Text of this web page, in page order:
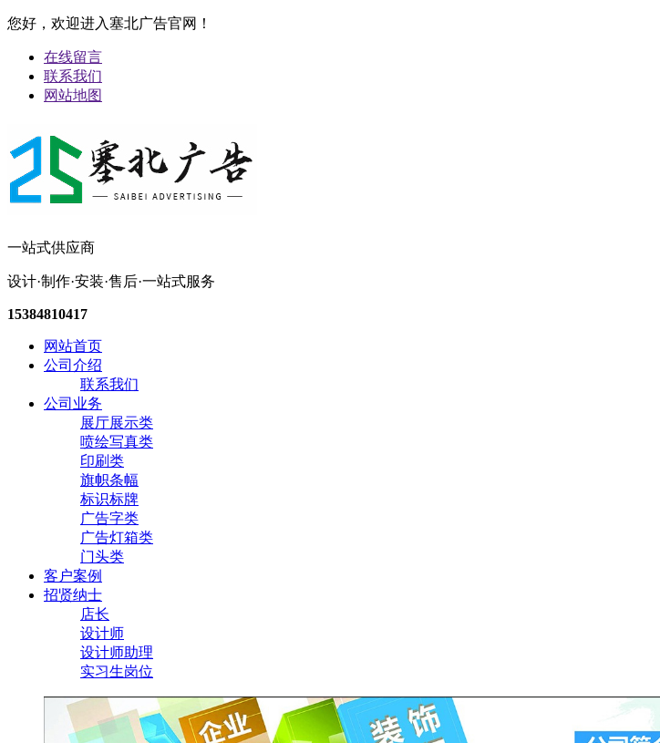
您好，欢迎进入塞北广告官网！
在线留言
联系我们
网站地图
一站式供应商
设计·制作·安装·售后·一站式服务
15384810417
网站首页
公司介绍
联系我们
公司业务
展厅展示类
喷绘写真类
印刷类
旗帜条幅
标识标牌
广告字类
广告灯箱类
门头类
客户案例
招贤纳士
店长
设计师
设计师助理
实习生岗位